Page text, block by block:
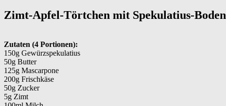
Zimt-Apfel-Törtchen mit Spekulatius-Boden
Zutaten (4 Portionen):
150g Gewürzspekulatius
50g Butter
125g Mascarpone
200g Frischkäse
50g Zucker
5g Zimt